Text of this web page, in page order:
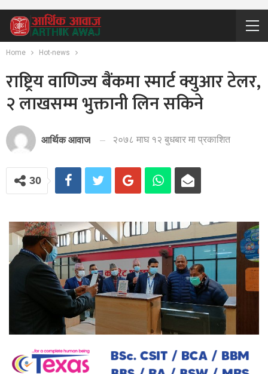
Home Hot-news
राष्ट्रिय वाणिज्य बैंकमा स्मार्ट क्युआर टेलर,
२ लाखसम्म भुक्तानी लिन सकिने
आर्थिक आवाज २०७८ माघ १२ बुधबार मा प्रकाशित
30